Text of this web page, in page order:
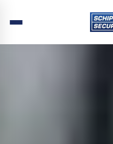
Home › Zuid-Holland